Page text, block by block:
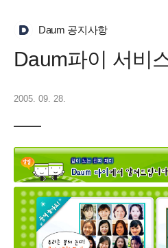
Daum 공지사항
Daum파이 서비
2005. 09. 28.